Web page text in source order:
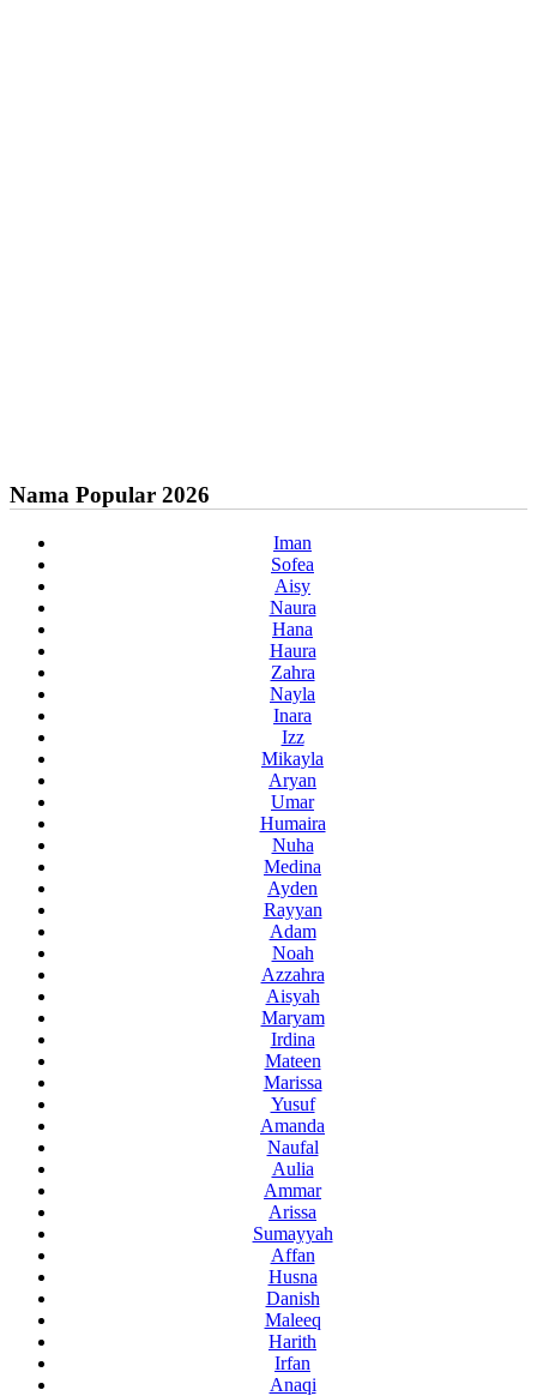
Nama Popular 2026
Iman
Sofea
Aisy
Naura
Hana
Haura
Zahra
Nayla
Inara
Izz
Mikayla
Aryan
Umar
Humaira
Nuha
Medina
Ayden
Rayyan
Adam
Noah
Azzahra
Aisyah
Maryam
Irdina
Mateen
Marissa
Yusuf
Amanda
Naufal
Aulia
Ammar
Arissa
Sumayyah
Affan
Husna
Danish
Maleeq
Harith
Irfan
Anaqi